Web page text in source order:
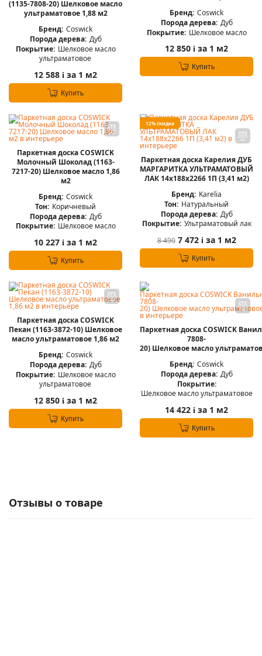
(1135-7808-20) Шелковое масло
ультраматовое 1,88 м2
Бренд: Coswick
Порода дерева: Дуб
Покрытие: Шелковое масло
ультраматовое
12 588 i за 1 м2
Купить
Бренд: Coswick
Порода дерева: Дуб
Покрытие: Шелковое масло
12 850 i за 1 м2
Купить
Паркетная доска COSWICK
Молочный Шоколад (1163-
7217-20) Шелковое масло 1,86
м2
Бренд: Coswick
Тон: Коричневый
Порода дерева: Дуб
Покрытие: Шелковое масло
10 227 i за 1 м2
Купить
12% скидка
Паркетная доска Карелия ДУБ
МАРГАРИТКА УЛЬТРАМАТОВЫЙ
ЛАК 14x188x2266 1П (3,41 м2)
Бренд: Karelia
Тон: Натуральный
Порода дерева: Дуб
Покрытие: Ультраматовый лак
8 490 7 472 iза 1 м2
Купить
Паркетная доска COSWICK
Пекан (1163-3872-10) Шелковое
масло ультраматовое 1,86 м2
Бренд: Coswick
Порода дерева: Дуб
Покрытие: Шелковое масло
ультраматовое
12 850 i за 1 м2
Купить
Паркетная доска COSWICK
7808-
20) Шелковое масло
Бренд: Coswick
Порода дерева: Дуб
Покрытие:
Шелковое масло ультраматовое
14 422 i за 1 м2
Купить
Отзывы о товаре